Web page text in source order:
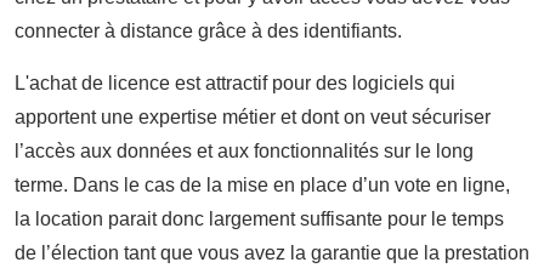
connecter à distance grâce à des identifiants.
L'achat de licence est attractif pour des logiciels qui
apportent une expertise métier et dont on veut sécuriser
l’accès aux données et aux fonctionnalités sur le long
terme. Dans le cas de la mise en place d’un vote en ligne,
la location parait donc largement suffisante pour le temps
de l’élection tant que vous avez la garantie que la prestation